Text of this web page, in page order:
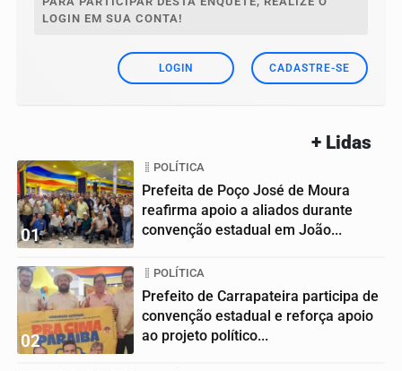
LOGIN EM SUA CONTA!
LOGIN CADASTRE-SE
+ Lidas
01
POLÍTICA
Prefeita de Poço José de Moura
reafirma apoio a aliados durante
convenção estadual em João...
02
POLÍTICA
Prefeito de Carrapateira participa de
convenção estadual e reforça apoio
ao projeto político...